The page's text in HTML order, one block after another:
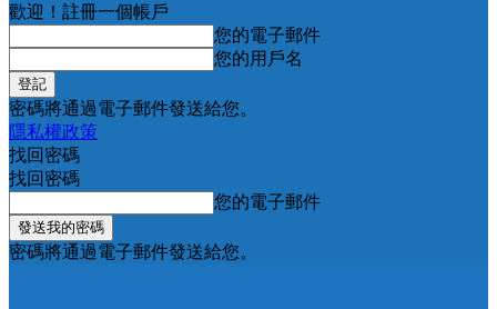
歡迎！註冊一個帳戶
您的電子郵件
您的用戶名
密碼將通過電子郵件發送給您。
隱私權政策
找回密碼
找回密碼
您的電子郵件
密碼將通過電子郵件發送給您。